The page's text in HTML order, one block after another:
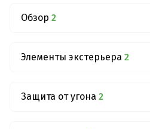
Обзор 2
Элементы экстерьера 2
Защита от угона 2